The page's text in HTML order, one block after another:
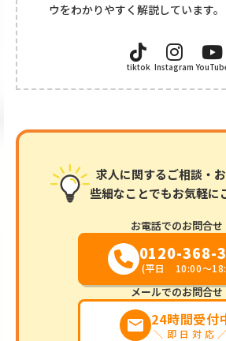
ウをわかりやすく解説しています。
tiktok Instagram
求人に関するご相談・お
些細なことでもお気軽に
お電話でのお問合せ
0120-368-
(平日 10:00～
メールでのお問合せ
markunread 24時間受付
＼即日対応／